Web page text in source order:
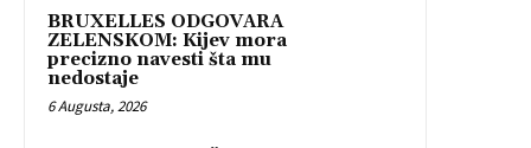
BRUXELLES ODGOVARA
ZELENSKOM: Kijev mora
precizno navesti šta mu
nedostaje
6 Augusta, 2026